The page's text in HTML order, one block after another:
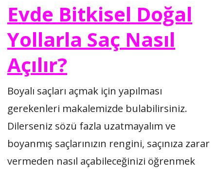
Evde Bitkisel Doğal
Yollarla Saç Nasıl
Açılır?
Boyalı saçları açmak için yapılması
gerekenleri makalemizde bulabilirsiniz.
Dilerseniz sözü fazla uzatmayalım ve
boyanmış saçlarınızın rengini, saçınıza zarar
vermeden nasıl açabileceğinizi öğrenmek